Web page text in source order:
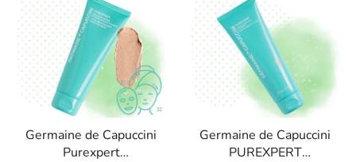
Germaine de Capuccini
Purexpert
Germaine de Capuccini
PUREXPERT